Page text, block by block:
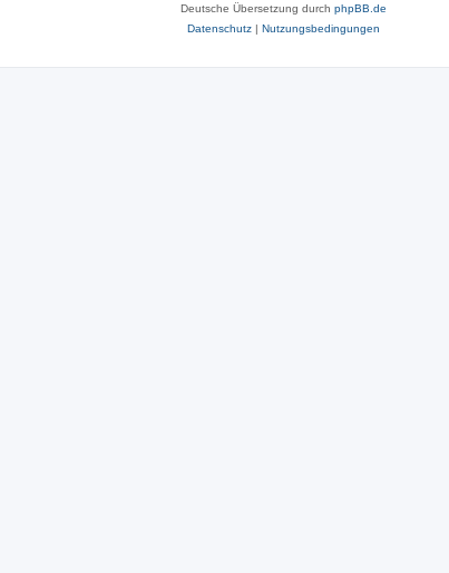
Deutsche Übersetzung durch phpBB.de
Datenschutz| Nutzungsbedingungen